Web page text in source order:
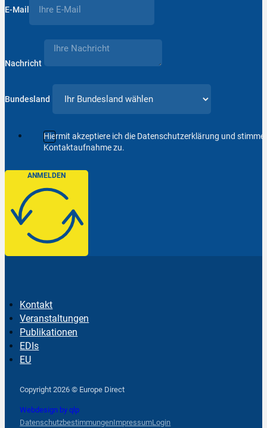
E-Mail
Nachricht
Bundesland
Hiermit akzeptiere ich die Datenschutzerklärung und
Kontaktaufnahme zu.
ANMELDEN
Kontakt
Veranstaltungen
Publikationen
EDIs
EU
Copyright 2026 © Europe Direct
Webdesign by qlp
DatenschutzbestimmungenImpressumLogin